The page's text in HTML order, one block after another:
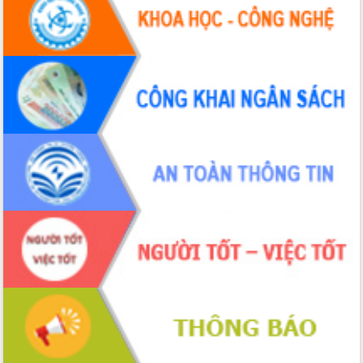
Tháo gỡ những vướng mắc, đẩy mạnh
công tác cải cách thủ tục hành chính
tại Trung tâm Phục vụ hành chính
công tỉnh
Đắk Lắk: Tôn vinh 46 giải pháp tại Hội
thi Sáng tạo Kỹ thuật 2024 - 2025
Đắk Lắk rà soát, điều chỉnh Đề án 190
về phát triển nuôi trồng thủy sản
Phó Chủ tịch UBND tỉnh Đắk Lắk
Trương Công Thái kiểm tra thực địa
Dự án cao tốc Khánh Hòa - Buôn Ma
Định vị cà phê Việt Nam như một “di
sản sống” trong dòng chảy toàn cầu
Xây dựng nông thôn mới: Nâng cao đời
sống người dân từ những mô hình thiết
Quyết liệt tháo gỡ vướng mắc, đẩy
nhanh tiến độ các dự án trọng điểm
trong Khu kinh tế Nam Phú Yên